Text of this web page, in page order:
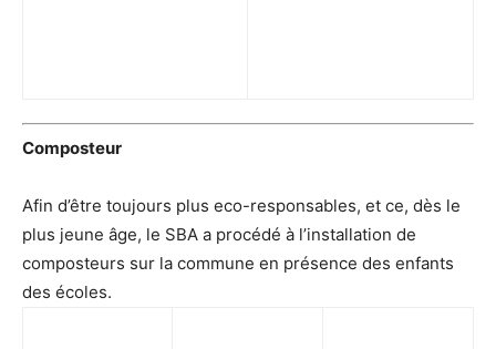
Composteur
Afin d’être toujours plus eco-responsables, et ce, dès le
plus jeune âge, le SBA a procédé à l’installation de
composteurs sur la commune en présence des enfants
des écoles.